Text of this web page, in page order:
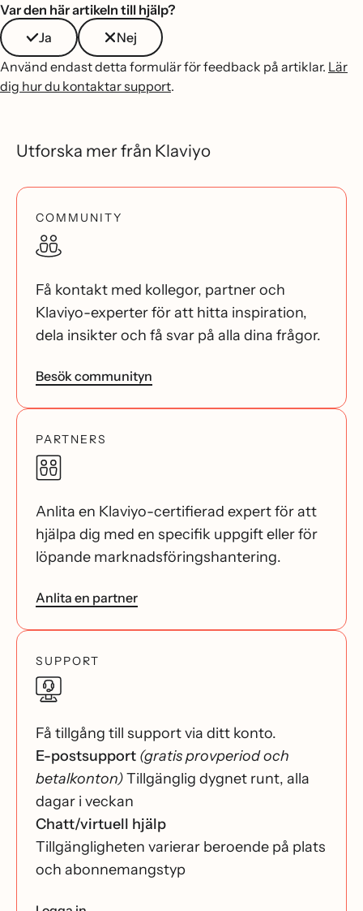
Var den här artikeln till hjälp?
Ja
Nej
Använd endast detta formulär för feedback på artiklar. Lär
dig hur du kontaktar support.
Utforska mer från Klaviyo
COMMUNITY
Få kontakt med kollegor, partner och
Klaviyo-experter för att hitta inspiration,
dela insikter och få svar på alla dina frågor.
Besök communityn
PARTNERS
Anlita en Klaviyo-certifierad expert för att
hjälpa dig med en specifik uppgift eller för
löpande marknadsföringshantering.
Anlita en partner
SUPPORT
Få tillgång till support via ditt konto.
E-postsupport (gratis provperiod och
betalkonton)Tillgänglig dygnet runt, alla
dagar i veckan
Chatt/virtuell hjälp
Tillgängligheten varierar beroende på plats
och abonnemangstyp